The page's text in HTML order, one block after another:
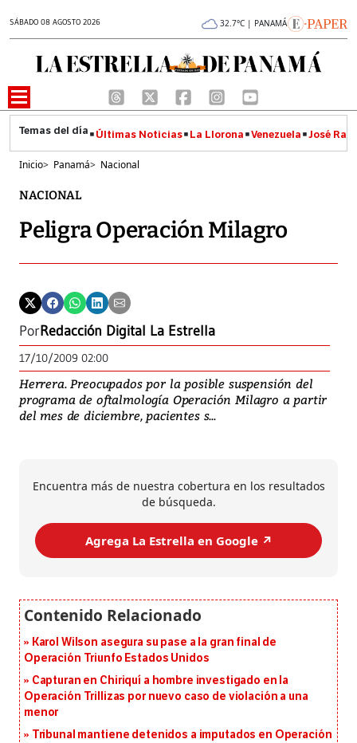
SÁBADO 08 AGOSTO 2026 32.7°C | PANAMÁ
Últimas Noticias La Llorona Venezuela José
Inicio> Panamá> Nacional
NACIONAL
Peligra Operación Milagro
PorRedacción Digital La Estrella
17/10/2009 02:00
Herrera. Preocupados por la posible suspensión del
programa de oftalmología Operación Milagro a partir
del mes de diciembre, pacientes s...
Encuentra más de nuestra cobertura en los resultados
de búsqueda.
Agrega La Estrella en Google ↗️
Karol Wilson asegura su pase a la gran final de
Operación Triunfo Estados Unidos
Capturan en Chiriquí a hombre investigado en la
Operación Trillizas por nuevo caso de violación a una
menor
Tribunal mantiene detenidos a imputados en Operación